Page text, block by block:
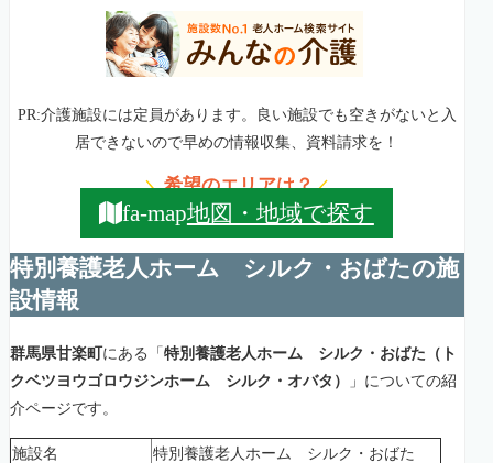
PR:介護施設には定員があります。良い施設でも空きがないと入
居できないので早めの情報収集、資料請求を！
＼希望のエリアは？／
fa-map地図・地域で探す
特別養護老人ホーム シルク・おばたの施
設情報
群馬県甘楽町 にある「 特別養護老人ホーム シルク・おばた（ト
クベツヨウゴロウジンホーム シルク・オバタ）
」についての紹
介ページです。
施設名 特別養護老人ホーム シルク・おばた